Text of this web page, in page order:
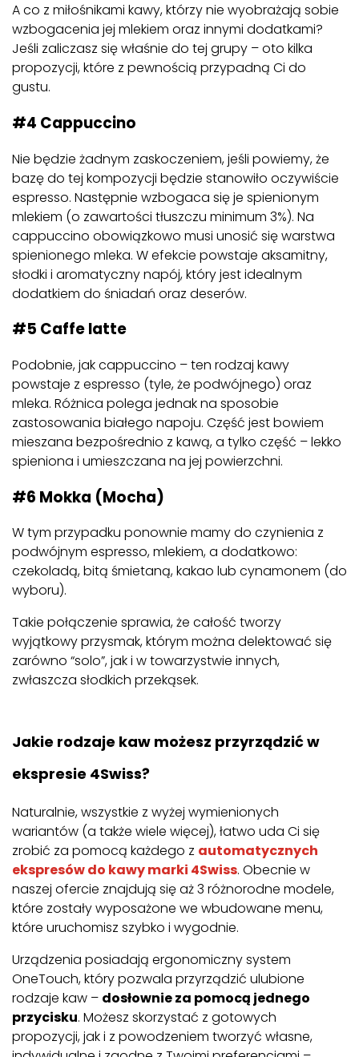
A co z miłośnikami kawy, którzy nie wyobrażają sobie
wzbogacenia jej mlekiem oraz innymi dodatkami?
Jeśli zaliczasz się właśnie do tej grupy – oto kilka
propozycji, które z pewnością przypadną Ci do
gustu.
#4 Cappuccino
Nie będzie żadnym zaskoczeniem, jeśli powiemy, że
bazę do tej kompozycji będzie stanowiło oczywiście
espresso. Następnie wzbogaca się je spienionym
mlekiem (o zawartości tłuszczu minimum 3%). Na
cappuccino obowiązkowo musi unosić się warstwa
spienionego mleka. W efekcie powstaje aksamitny,
słodki i aromatyczny napój, który jest idealnym
dodatkiem do śniadań oraz deserów.
#5 Caffe latte
Podobnie, jak cappuccino – ten rodzaj kawy
powstaje z espresso (tyle, że podwójnego) oraz
mleka. Różnica polega jednak na sposobie
zastosowania białego napoju. Część jest bowiem
mieszana bezpośrednio z kawą, a tylko część – lekko
spieniona i umieszczana na jej powierzchni.
#6 Mokka (Mocha)
W tym przypadku ponownie mamy do czynienia z
podwójnym espresso, mlekiem, a dodatkowo:
czekoladą, bitą śmietaną, kakao lub cynamonem (do
wyboru).
Takie połączenie sprawia, że całość tworzy
wyjątkowy przysmak, którym można delektować się
zarówno “solo”, jak i w towarzystwie innych,
zwłaszcza słodkich przekąsek.
Jakie rodzaje kaw możesz przyrządzić w
ekspresie 4Swiss?
Naturalnie, wszystkie z wyżej wymienionych
wariantów (a także wiele więcej), łatwo uda Ci się
zrobić za pomocą każdego z automatycznych
ekspresów do kawy marki 4Swiss. Obecnie w
naszej ofercie znajdują się aż 3 różnorodne modele,
które zostały wyposażone we wbudowane menu,
które uruchomisz szybko i wygodnie.
Urządzenia posiadają ergonomiczny system
OneTouch, który pozwala przyrządzić ulubione
rodzaje kaw – dosłownie za pomocą jednego
przycisku. Możesz skorzystać z gotowych
propozycji, jak i z powodzeniem tworzyć własne,